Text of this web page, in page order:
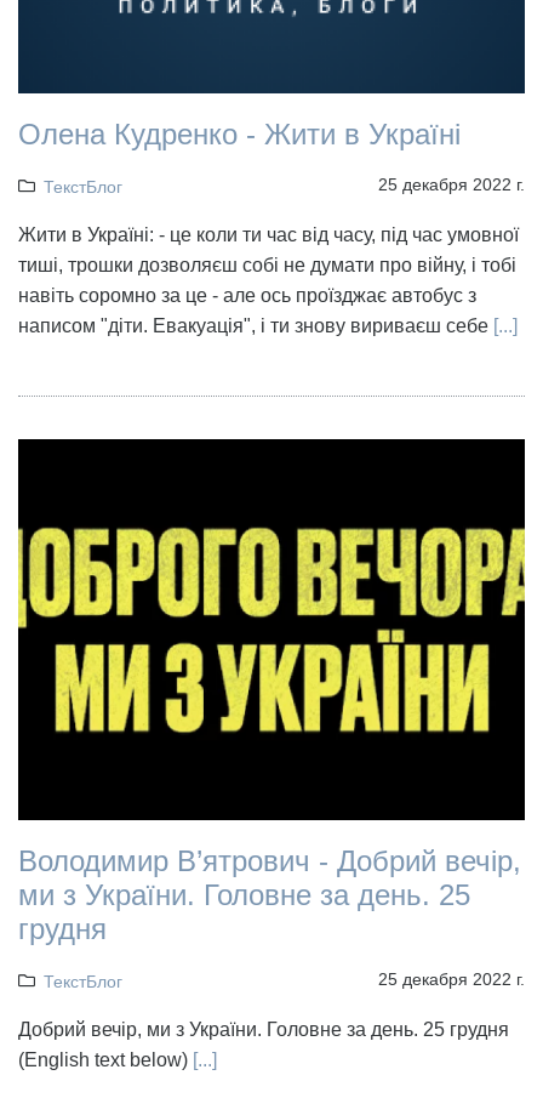
Олена Кудренко - Жити в Україні
ТекстБлог 25 декабря 2022 г.
Жити в Україні: - це коли ти час від часу, під час умовної
тиші, трошки дозволяєш собі не думати про війну, і тобі
навіть соромно за це - але ось проїзджає автобус з
написом "діти. Евакуація", і ти знову вириваєш себе [...]
Володимир В’ятрович - Добрий вечір,
ми з України. Головне за день. 25
грудня
ТекстБлог 25 декабря 2022 г.
Добрий вечір, ми з України. Головне за день. 25 грудня
(English text below) [...]